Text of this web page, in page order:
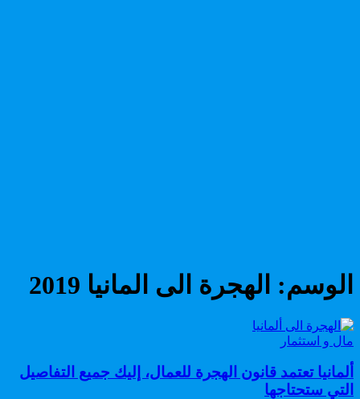
الوسم: الهجرة الى المانيا 2019
Posted
مال و استثمار
ألمانيا تعتمد قانون الهجرة للعمال، إليك جميع التفاصيل
التي ستحتاجها